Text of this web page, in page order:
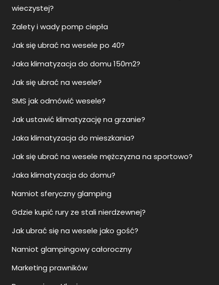
wieczystej?
Zalety i wady pomp ciepła
Jak się ubrać na wesele po 40?
Jaka klimatyzacja do domu 150m2?
Jak się ubrać na wesele?
SMS jak odmówić wesele?
Jak ustawić klimatyzację na grzanie?
Jaka klimatyzacja do mieszkania?
Jak się ubrać na wesele mężczyzna na sportowo?
Jaka klimatyzacja do domu?
Namiot sferyczny glamping
Gdzie kupić rury ze stali nierdzewnej?
Jak ubrać się na wesele jako gość?
Namiot glampingowy całoroczny
Marketing prawników